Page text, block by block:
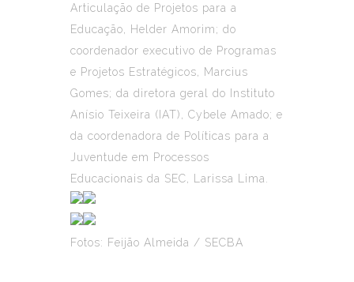
Articulação de Projetos para a
Educação, Helder Amorim; do
coordenador executivo de Programas
e Projetos Estratégicos, Marcius
Gomes; da diretora geral do Instituto
Anísio Teixeira (IAT), Cybele Amado; e
da coordenadora de Políticas para a
Juventude em Processos
Educacionais da SEC, Larissa Lima.
Fotos: Feijão Almeida / SECBA